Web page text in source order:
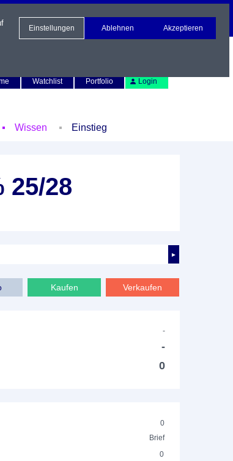
Watchlist Portfolio Login
Wissen Einstieg
25/28
►
Verkaufen
Kaufen
-
-
0
0
Brief
0
Einstellungen Ablehnen Akzeptieren